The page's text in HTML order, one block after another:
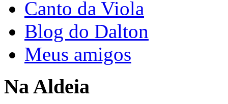
Canto da Viola
Blog do Dalton
Meus amigos
Na Aldeia